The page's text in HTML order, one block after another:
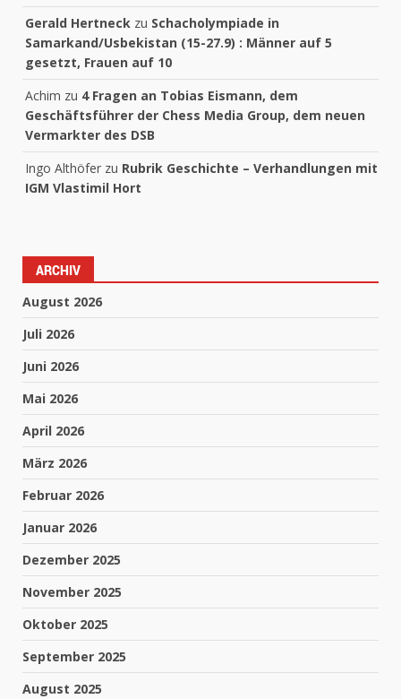
Gerald Hertneck zu Schacholympiade in
Samarkand/Usbekistan (15-27.9) : Männer auf 5
gesetzt, Frauen auf 10
Achim zu 4 Fragen an Tobias Eismann, dem
Geschäftsführer der Chess Media Group, dem neuen
Vermarkter des DSB
Ingo Althöfer zu Rubrik Geschichte – Verhandlungen mit
IGM Vlastimil Hort
ARCHIV
August 2026
Juli 2026
Juni 2026
Mai 2026
April 2026
März 2026
Februar 2026
Januar 2026
Dezember 2025
November 2025
Oktober 2025
September 2025
August 2025